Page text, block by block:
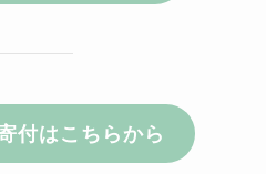
付はこちらから